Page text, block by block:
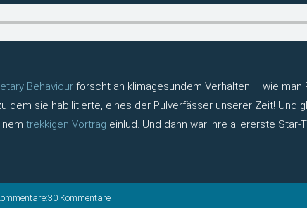
Behaviour forscht an klimagesundem Verhalten – wie man
sie habilitierte, eines der Pulverfässer unserer Zeit! Und
trekkigen Vortrag einlud. Und dann war ihre allererste
30 Kommentare